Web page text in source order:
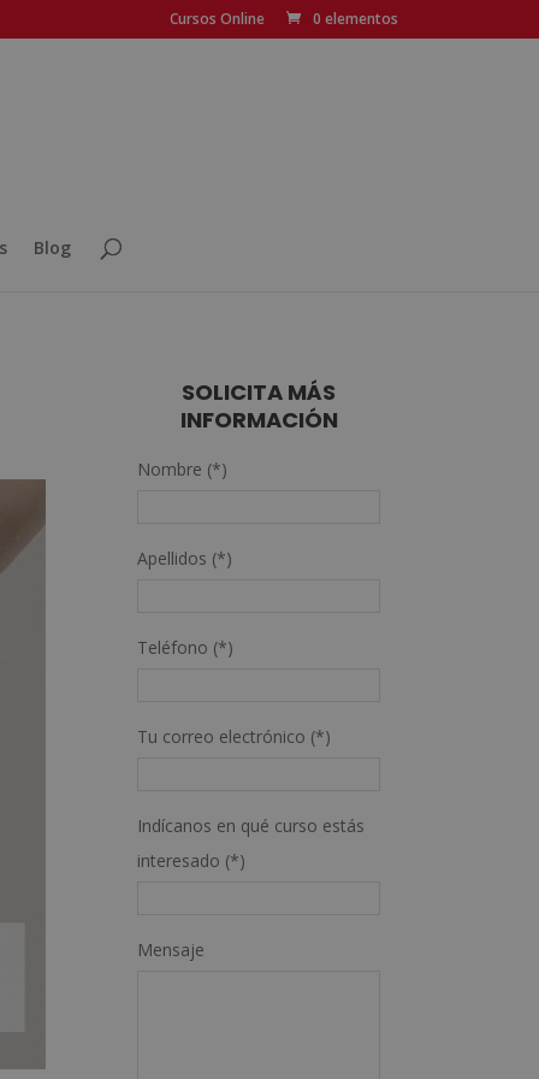
Cursos Online 0 elementos
Blog
SOLICITA MÁS
INFORMACIÓN
Nombre (*)
Apellidos (*)
Teléfono (*)
Tu correo electrónico (*)
Indícanos en qué curso estás
interesado (*)
Mensaje